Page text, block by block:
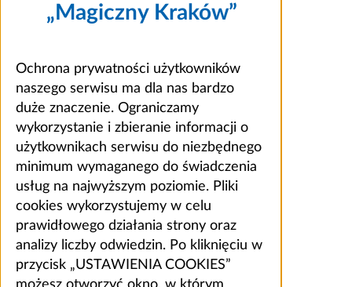
„Magiczny Kraków”
Ochrona prywatności użytkowników
naszego serwisu ma dla nas bardzo
duże znaczenie. Ograniczamy
wykorzystanie i zbieranie informacji o
użytkownikach serwisu do niezbędnego
minimum wymaganego do świadczenia
usług na najwyższym poziomie. Pliki
cookies wykorzystujemy w celu
prawidłowego działania strony oraz
analizy liczby odwiedzin. Po kliknięciu w
przycisk „USTAWIENIA COOKIES”